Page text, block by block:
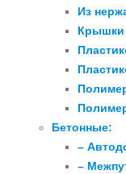
Из
Крышки
Бетонные:
–
–